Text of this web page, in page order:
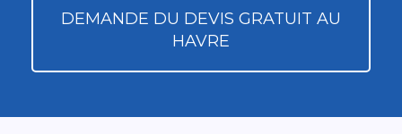
DEMANDE DU DEVIS GRATUIT AU
HAVRE